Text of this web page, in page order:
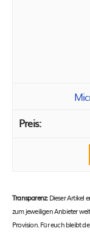
Transparenz:Dieser Artikel
zum jeweiligen Anbieter
Provision. Für euch bleibt